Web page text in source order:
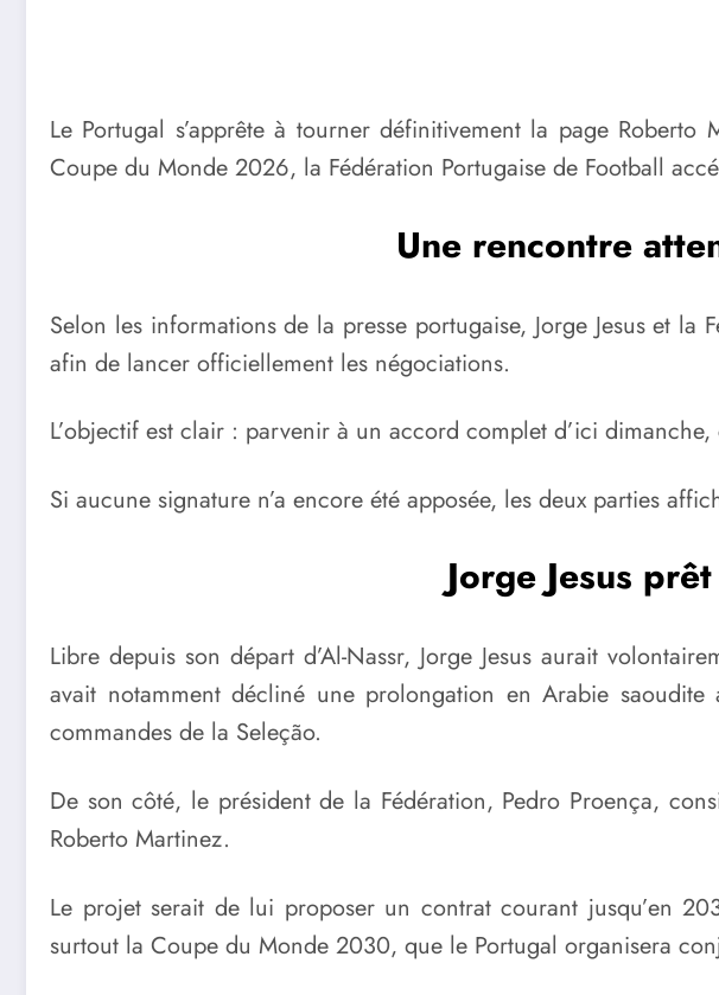
Le Portugal s’apprête à tourner définitivement la page
Coupe du Monde 2026, la Fédération Portugaise de Football
Une rencontre
Selon les informations de la presse portugaise, Jorge Jesus et
afin de lancer officiellement les négociations.
L’objectif est clair : parvenir à un accord complet d’ici
Si aucune signature n’a encore été apposée, les deux parties
Jorge Jesus
Libre depuis son départ d’Al-Nassr, Jorge Jesus aurait
avait notamment décliné une prolongation en Arabie
commandes de la Seleção.
De son côté, le président de la Fédération, Pedro Proença,
Roberto Martinez.
Le projet serait de lui proposer un contrat courant jusqu’en
surtout la Coupe du Monde 2030, que le Portugal organisera